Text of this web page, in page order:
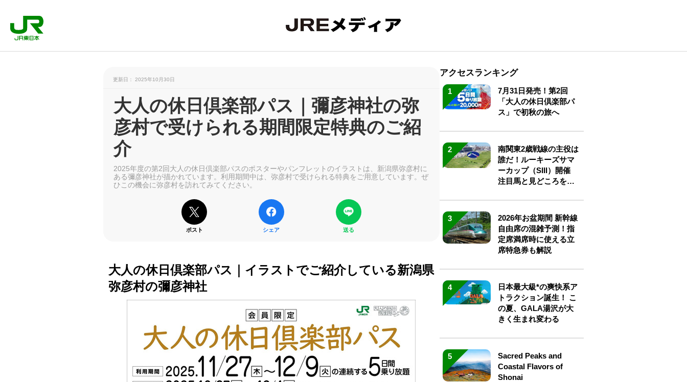
更新日： 2025年10月30日
大人の休日倶楽部パス｜彌彦神社の弥
彦村で受けられる期間限定特典のご紹
介
2025年度の第2回大人の休日倶楽部パスのポスターやパンフレットのイラストは、新潟県弥彦村に
ある彌彦神社が描かれています。利用期間中は、弥彦村で受けられる特典をご用意しています。ぜ
ひこの機会に弥彦村を訪れてみてください。
ポスト シェア 送る
大人の休日倶楽部パス｜イラストでご紹介している新潟県
弥彦村の彌彦神社
アクセスランキング
1
7月31日発売！第2回
「大人の休日倶楽部パ
ス」で初秋の旅へ
2
南関東2歳戦線の主役は
誰だ！ルーキーズサマ
ーカップ（SIII）開催
注目馬と見どころをチ
3
2026年お盆期間 新幹線
自由席の混雑予測！指
定席満席時に使える立
席特急券も解説
4
日本最大級*の爽快系ア
トラクション誕生！ こ
の夏、GALA湯沢が大
きく生まれ変わる
5
Sacred Peaks and
Coastal Flavors of
Shonai